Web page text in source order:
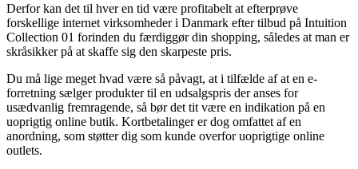
Derfor kan det til hver en tid være profitabelt at efterprøve
forskellige internet virksomheder i Danmark efter tilbud på Intuition
Collection 01 forinden du færdiggør din shopping, således at man er
skråsikker på at skaffe sig den skarpeste pris.
Du må lige meget hvad være så påvagt, at i tilfælde af at en e-
forretning sælger produkter til en udsalgspris der anses for
usædvanlig fremragende, så bør det tit være en indikation på en
uoprigtig online butik. Kortbetalinger er dog omfattet af en
anordning, som støtter dig som kunde overfor uoprigtige online
outlets.